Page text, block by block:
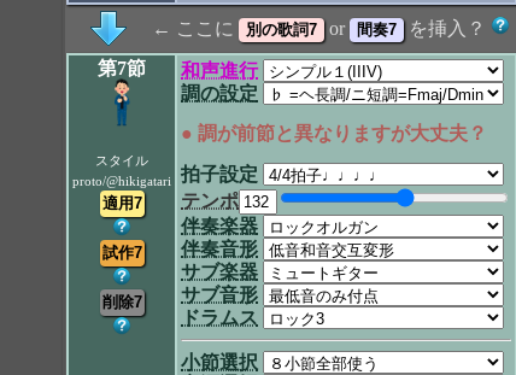
← ここに or
を挿入？
第7節
スタイル
proto/@hikigatari
和声進行
調の設定
● 調が前節と異なりますが大丈夫？
拍子設定
テンポ
伴奏楽器
伴奏音形
サブ楽器
サブ音形
ドラムス
小節選択